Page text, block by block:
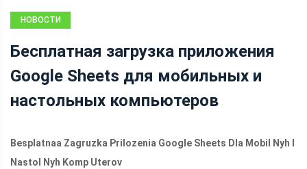
НОВОСТИ
Бесплатная загрузка приложения
Google Sheets для мобильных и
настольных компьютеров
Besplatnaa Zagruzka Prilozenia Google Sheets Dla Mobil Nyh I
Nastol Nyh Komp Uterov